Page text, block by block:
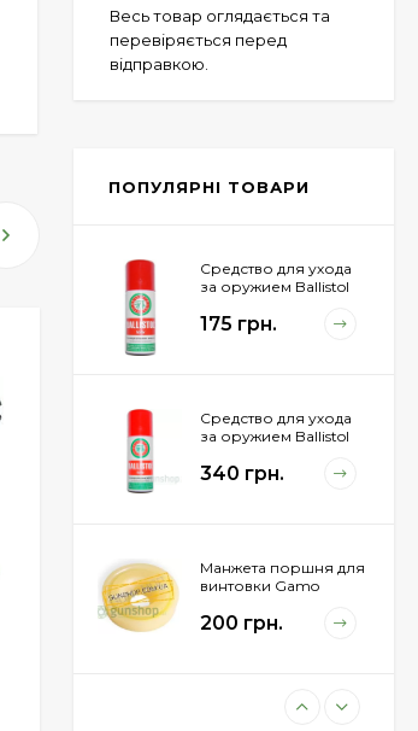
Весь товар оглядається та
перевіряється перед
відправкою.
ПОПУЛЯРНІ ТОВАРИ
1 850 грн.
Средство для ухода
за оружием Ballistol
175 грн.
Средство для ухода
за оружием Ballistol
340 грн.
Манжета поршня для
винтовки Gamo
200 грн.